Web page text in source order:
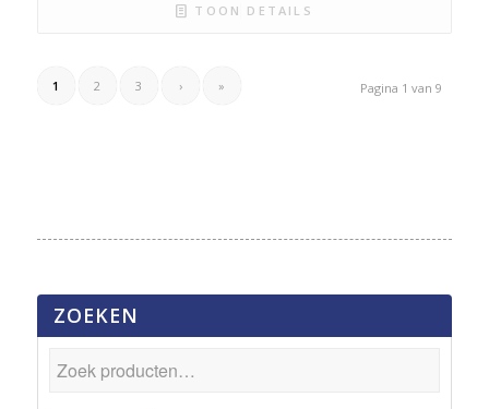
TOON DETAILS
Pagina 1 van 9
1 2 3 › »
ZOEKEN